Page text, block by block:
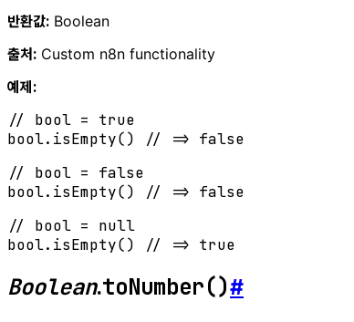
반환값: Boolean
출처: Custom n8n functionality
예제:
// bool = true
bool. isEmpty()
// => false
// bool = false
bool. isEmpty()
// => false
// bool = null
bool. isEmpty() // => true
Boolean.toNumber()#